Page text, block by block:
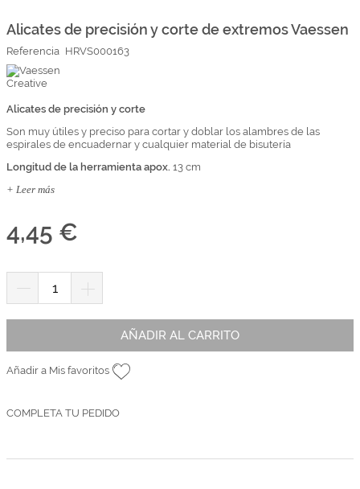
Top Ventas
Iniciar sesión/Regístrate
Somos Kimidori
comienzo
la
galería
de
imágenes
Alicates de precisión y corte de extremos Vaessen
Referencia HRVS000163
Alicates de precisión y corte
Son muy útiles y preciso para cortar y doblar los alambres de las
espirales de encuadernar y cualquier material de bisutería
Longitud de la herramienta apox. 13 cm
+ Leer más
4,45 €
AÑADIR AL CARRITO
Añadir a Mis favoritos
COMPLETA TU PEDIDO